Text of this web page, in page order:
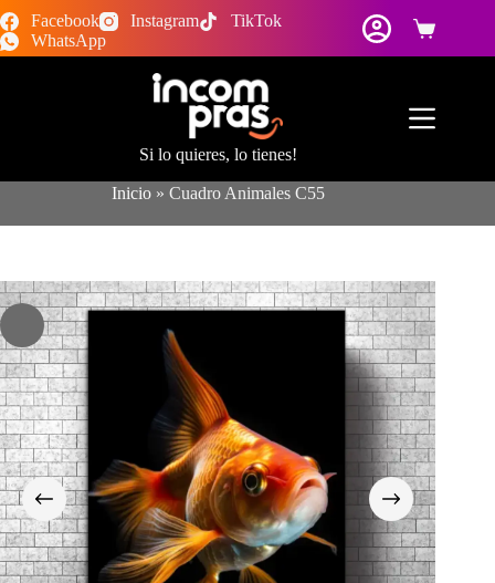
Saltar
al
contenido
Facebook Instagram
TikTok
WhatsApp
Carro
de
Si lo quieres, lo tienes!
Inicio» Cuadro Animales C55